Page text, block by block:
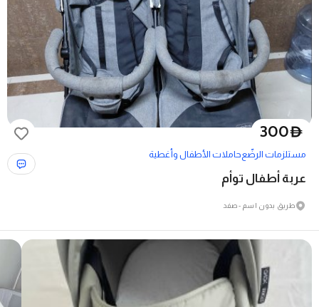
D
300
مستلزمات الرضّعحاملات الأطفال وأغطية
عربة أطفال توأم
طريق بدون اسم - صفد